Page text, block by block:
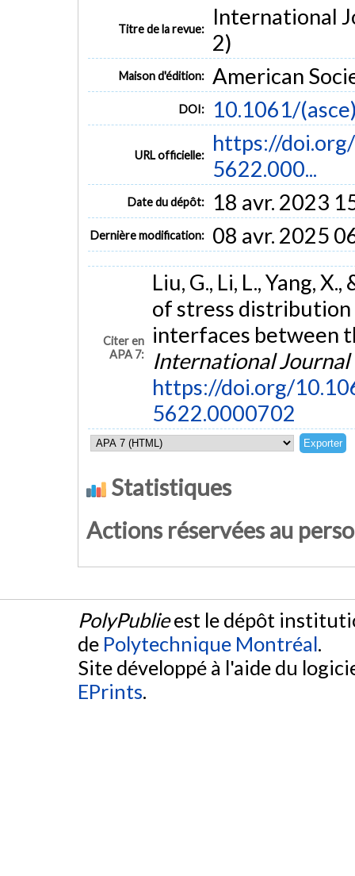
Titre de la revue:
International
2)
Maison d'édition: American
DOI: 10.1061/
URL officielle:
https://
5622.000...
Date du dépôt: 18 avr. 2023
Dernière modification: 08 avr. 2025
Citer en
APA 7:
Liu, G., Li, L., Yang,
of stress distribution
interfaces between
International Journal
https://doi.org/
5622.0000702
Statistiques
Actions réservées au
PolyPublieest le dépôt
de Polytechnique Montréal.
Site développé à l'aide du
EPrints.